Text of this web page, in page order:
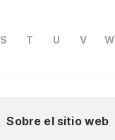
S T U V W
Sobre el sitio web